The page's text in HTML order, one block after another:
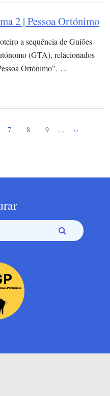
2 | Pessoa Ortónimo
a sequência de Guiões
(GTA), relacionados
Ortónimo". …
Page
7 Page
8 Page
9 … Próxima
››